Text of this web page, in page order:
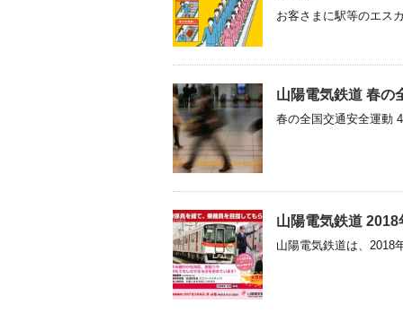
お客さまに駅等のエス
山陽電気鉄道 春の
春の全国交通安全運動
山陽電気鉄道
山陽電気鉄道は、2018